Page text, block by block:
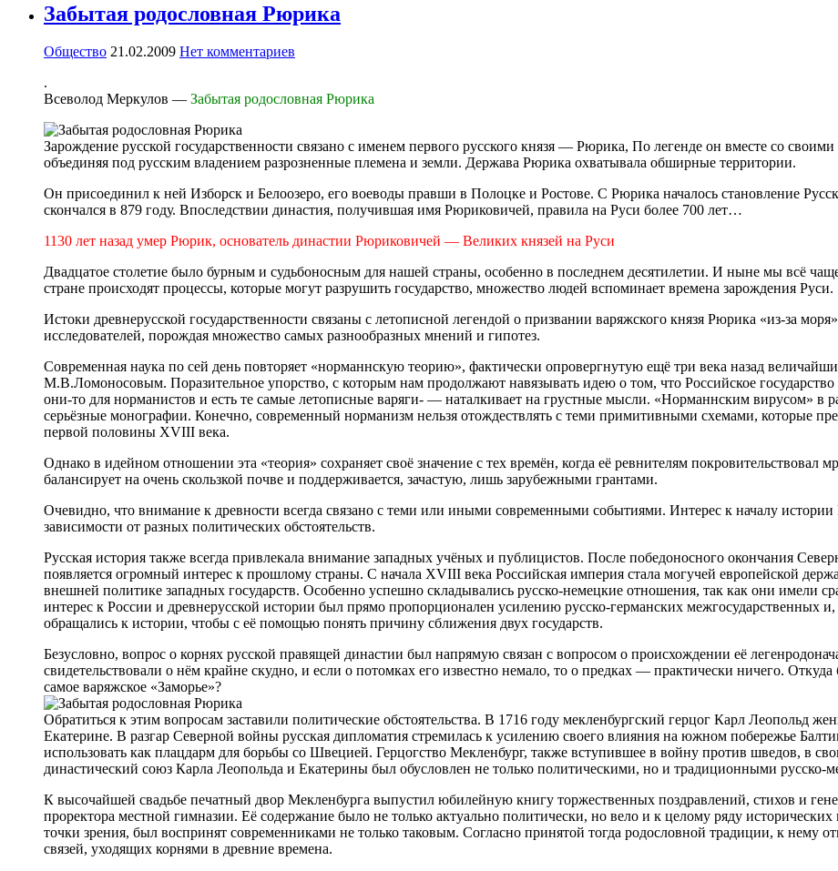
Забытая родословная Рюрика
Общество 21.02.2009 Нет комментариев
.
Всеволод Меркулов — Забытая родословная Рюрика
Зарождение русской государственности связано с именем первого русского князя — Рюрика, По легенде он вместе со
объединяя под русским владением разрозненные племена и земли. Держава Рюрика охватывала обширные территории.
Он присоединил к ней Изборск и Белоозеро, его воеводы правши в Полоцке и Ростове. С Рюрика началось становление
скончался в 879 году. Впоследствии династия, получившая имя Рюриковичей, правила на Руси более 700 лет…
1130 лет назад умер Рюрик, основатель династии Рюриковичей — Великих князей на Руси
Двадцатое столетие было бурным и судьбоносным для нашей страны, особенно в последнем десятилетии. И ныне мы всё
стране происходят процессы, которые могут разрушить государство, множество людей вспоминает времена зарождения Руси.
Истоки древнерусской государственности связаны с летописной легендой о призвании варяжского князя Рюрика «из-за
исследователей, порождая множество самых разнообразных мнений и гипотез.
Современная наука по сей день повторяет «норманнскую теорию», фактически опровергнутую ещё три века назад
М.В.Ломоносовым. Поразительное упорство, с которым нам продолжают навязывать идею о том, что Российское
они-то для норманистов и есть те самые летописные варяги- — наталкивает на грустные мысли. «Норманнским вирусом»
серьёзные монографии. Конечно, современный норманизм нельзя отождествлять с теми примитивными схемами, которые
первой половины XVIII века.
Однако в идейном отношении эта «теория» сохраняет своё значение с тех времён, когда её ревнителям
балансирует на очень скользкой почве и поддерживается, зачастую, лишь зарубежными грантами.
Очевидно, что внимание к древности всегда связано с теми или иными современными событиями. Интерес к началу
зависимости от разных политических обстоятельств.
Русская история также всегда привлекала внимание западных учёных и публицистов. После победоносного окончания
появляется огромный интерес к прошлому страны. С начала XVIII века Российская империя стала могучей европейской
внешней политике западных государств. Особенно успешно складывались русско-немецкие отношения, так как они имели
интерес к России и древнерусской истории был прямо пропорционален усилению русско-германских межгосударственных
обращались к истории, чтобы с её помощью понять причину сближения двух государств.
Безусловно, вопрос о корнях русской правящей династии был напрямую связан с вопросом о происхождении её
свидетельствовали о нём крайне скудно, и если о потомках его известно немало, то о предках — практически ничего.
самое варяжское «Заморье»?
Обратиться к этим вопросам заставили политические обстоятельства. В 1716 году мекленбургский герцог Карл Леопольд
Екатерине. В разгар Северной войны русская дипломатия стремилась к усилению своего влияния на южном побережье
использовать как плацдарм для борьбы со Швецией. Герцогство Мекленбург, также вступившее в войну против шведов, в
династический союз Карла Леопольда и Екатерины был обусловлен не только политическими, но и традиционными русско-
К высочайшей свадьбе печатный двор Мекленбурга выпустил юбилейную книгу торжественных поздравлений, стихов и
проректора местной гимназии. Её содержание было не только актуально политически, но вело и к целому ряду
точки зрения, был воспринят современниками не только таковым. Согласно принятой тогда родословной традиции, к нему
связей, уходящих корнями в древние времена.